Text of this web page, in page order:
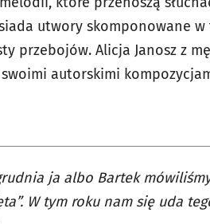
utwory skomponowane
przebojów. Alicja Janosz z
autorskimi
ja albo Bartek
W tym roku nam się uda